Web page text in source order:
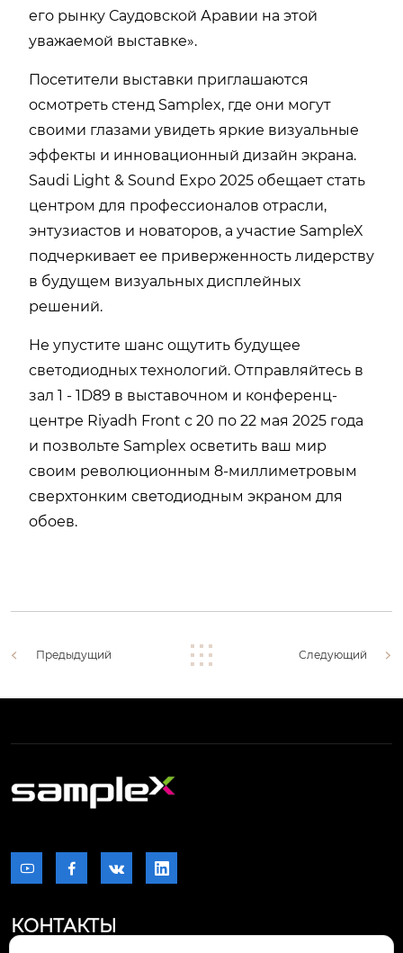
его рынку Саудовской Аравии на этой
уважаемой выставке».
Посетители выставки приглашаются
осмотреть стенд Samplex, где они могут
своими глазами увидеть яркие визуальные
эффекты и инновационный дизайн экрана.
Saudi Light & Sound Expo 2025 обещает стать
центром для профессионалов отрасли,
энтузиастов и новаторов, а участие SampleX
подчеркивает ее приверженность лидерству
в будущем визуальных дисплейных
решений.
Не упустите шанс ощутить будущее
светодиодных технологий. Отправляйтесь в
зал 1 - 1D89 в выставочном и конференц-
центре Riyadh Front с 20 по 22 мая 2025 года
и позвольте Samplex осветить ваш мир
своим революционным 8-миллиметровым
сверхтонким светодиодным экраном для
обоев.
Предыдущий Следующий
   
КОНТАКТЫ